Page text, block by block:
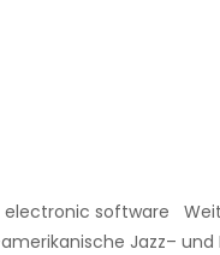
software
Jazz–